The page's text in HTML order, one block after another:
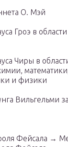
О. Мэй
Гроэ в
Чиры в
и физики
Вильгельми
Фейсала →